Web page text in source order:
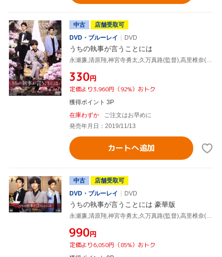
中古
店舗受取可
DVD・ブルーレイ
DVD
うちの執事が言うことには
永瀬廉,清原翔,神宮寺勇太,久万真路(監督),高里椎奈(原作),ゲイリー芦屋(音楽)
¥330円
定価より3,960円（92%）おトク
獲得ポイント 3P
在庫わずか
ご注文はお早めに
発売年月日：2019/11/13
カートへ追加
中古
店舗受取可
DVD・ブルーレイ
DVD
うちの執事が言うことには 豪華版
永瀬廉,清原翔,神宮寺勇太,久万真路(監督),高里椎奈(原作),ゲイリー芦屋(音楽)
¥990円
定価より6,050円（85%）おトク